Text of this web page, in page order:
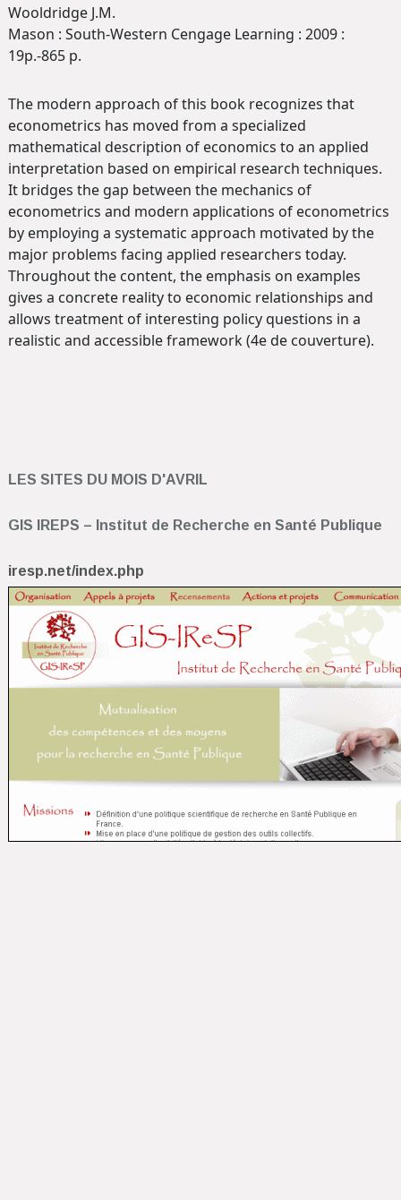
Wooldridge J.M.
Mason : South-Western Cengage Learning : 2009 :
19p.-865 p.
The modern approach of this book recognizes that
econometrics has moved from a specialized
mathematical description of economics to an applied
interpretation based on empirical research techniques.
It bridges the gap between the mechanics of
econometrics and modern applications of econometrics
by employing a systematic approach motivated by the
major problems facing applied researchers today.
Throughout the content, the emphasis on examples
gives a concrete reality to economic relationships and
allows treatment of interesting policy questions in a
realistic and accessible framework (4e de couverture).
LES SITES DU MOIS D'AVRIL
GIS IREPS – Institut de Recherche en Santé Publique
iresp.net/index.php